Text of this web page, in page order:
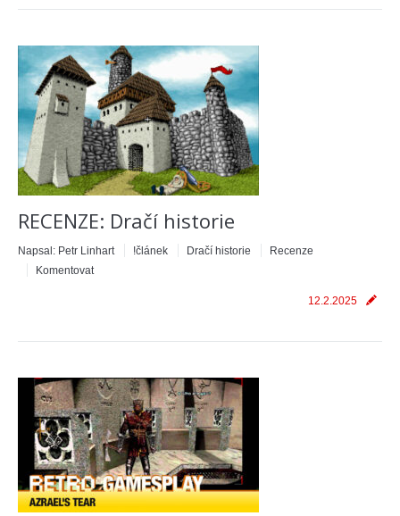
RECENZE: Dračí historie
Napsal: Petr Linhart !článek Dračí historie
Recenze
Komentovat
12.2.2025